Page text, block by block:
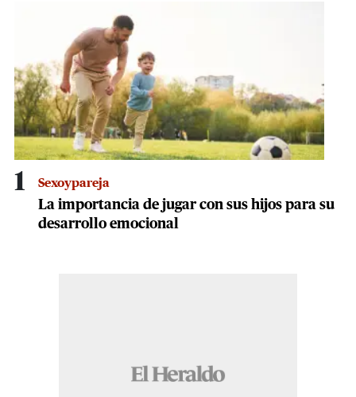
1 Sexoypareja
La importancia de jugar con sus hijos para su
desarrollo emocional